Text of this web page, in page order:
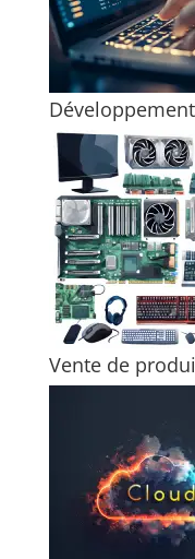
Vente de